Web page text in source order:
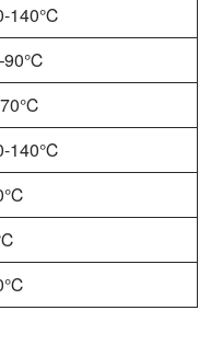
140℃
140℃